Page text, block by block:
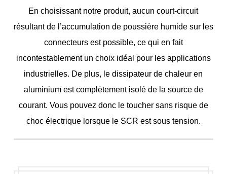
En choisissant notre produit, aucun court-circuit
résultant de l’accumulation de poussière humide sur les
connecteurs est possible, ce qui en fait
incontestablement un choix idéal pour les applications
industrielles. De plus, le dissipateur de chaleur en
aluminium est complètement isolé de la source de
courant. Vous pouvez donc le toucher sans risque de
choc électrique lorsque le SCR est sous tension.